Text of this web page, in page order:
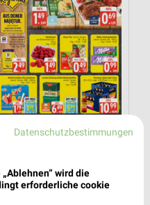
11,3 km
Noch morgen gültig
Datenschutzbestimmungen
wird die
erforderliche cookie